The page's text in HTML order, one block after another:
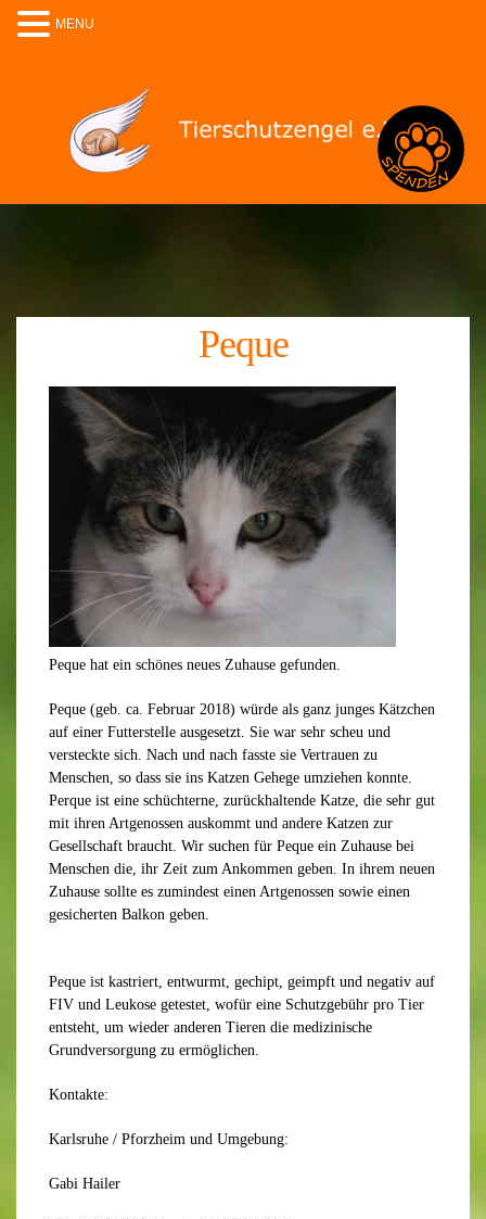
Peque
Peque hat ein schönes neues Zuhause gefunden.
Peque (geb. ca. Februar 2018) würde als ganz junges Kätzchen
auf einer Futterstelle ausgesetzt. Sie war sehr scheu und
versteckte sich. Nach und nach fasste sie Vertrauen zu
Menschen, so dass sie ins Katzen Gehege umziehen konnte.
Perque ist eine schüchterne, zurückhaltende Katze, die sehr gut
mit ihren Artgenossen auskommt und andere Katzen zur
Gesellschaft braucht. Wir suchen für Peque ein Zuhause bei
Menschen die, ihr Zeit zum Ankommen geben. In ihrem neuen
Zuhause sollte es zumindest einen Artgenossen sowie einen
gesicherten Balkon geben.
Peque ist kastriert, entwurmt, gechipt, geimpft und negativ auf
FIV und Leukose getestet, wofür eine Schutzgebühr pro Tier
entsteht, um wieder anderen Tieren die medizinische
Grundversorgung zu ermöglichen.
Kontakte:
Karlsruhe / Pforzheim und Umgebung:
Gabi Hailer
MENU